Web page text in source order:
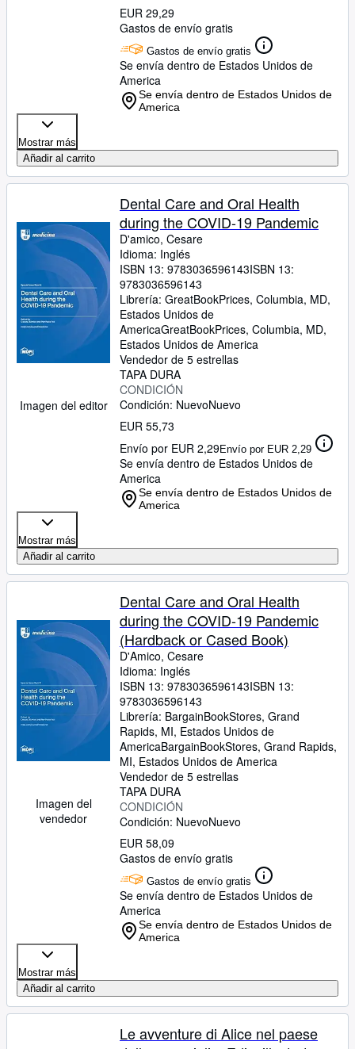
EUR 29,29
Gastos de envío gratis
Gastos de envío gratis
Se envía dentro de Estados Unidos de
America
Se envía dentro de Estados Unidos de
America
Mostrar más
Añadir al carrito
Imagen del editor
Dental Care and Oral Health
during the COVID-19 Pandemic
D'amico, Cesare
Idioma: Inglés
ISBN 13: 9783036596143ISBN 13:
9783036596143
Librería: GreatBookPrices, Columbia, MD,
Estados Unidos de
AmericaGreatBookPrices, Columbia, MD,
Estados Unidos de America
Vendedor de 5 estrellas
TAPA DURA
CONDICIÓN
Condición: NuevoNuevo
EUR 55,73
Envío por EUR 2,29Envío por EUR 2,29
Se envía dentro de Estados Unidos de
America
Se envía dentro de Estados Unidos de
America
Mostrar más
Añadir al carrito
Imagen del
vendedor
Dental Care and Oral Health
during the COVID-19 Pandemic
(Hardback or Cased Book)
D'Amico, Cesare
Idioma: Inglés
ISBN 13: 9783036596143ISBN 13:
9783036596143
Librería: BargainBookStores, Grand
Rapids, MI, Estados Unidos de
AmericaBargainBookStores, Grand Rapids,
MI, Estados Unidos de America
Vendedor de 5 estrellas
TAPA DURA
CONDICIÓN
Condición: NuevoNuevo
EUR 58,09
Gastos de envío gratis
Gastos de envío gratis
Se envía dentro de Estados Unidos de
America
Se envía dentro de Estados Unidos de
America
Mostrar más
Añadir al carrito
Le avventure di Alice nel paese